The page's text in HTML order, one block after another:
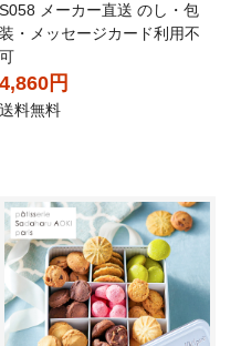
S058 メーカー直送 のし・包
装・メッセージカード利用不
可
4,860円
送料無料